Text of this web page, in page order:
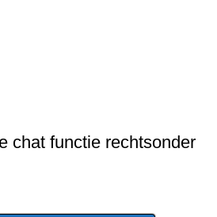
chat functie rechtsonder